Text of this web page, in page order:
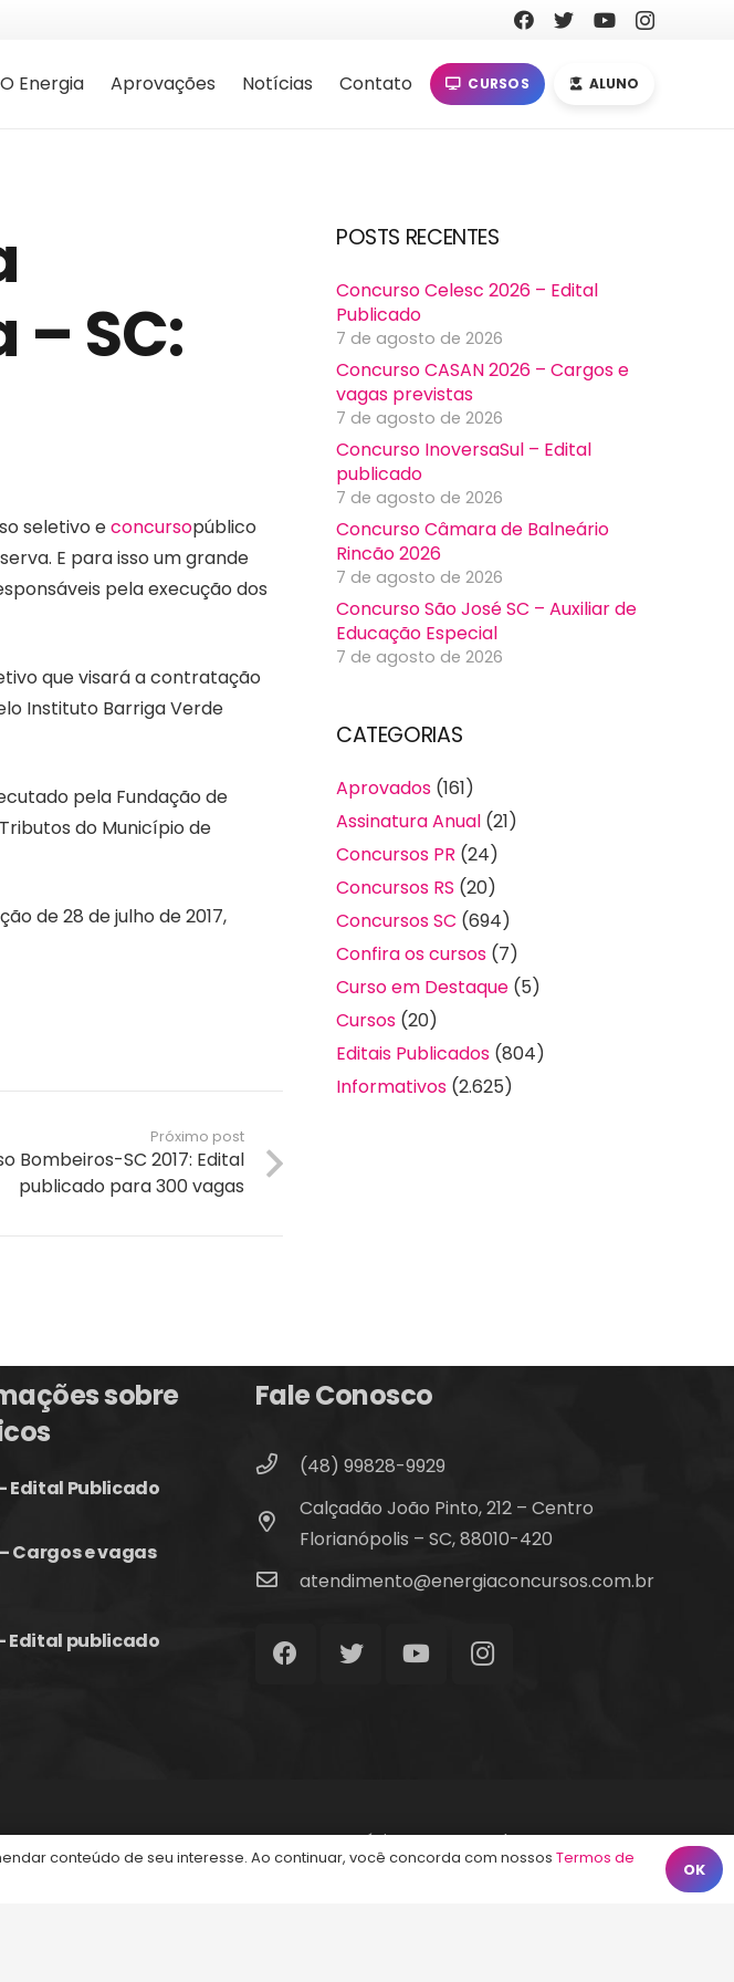
O Energia Aprovações Notícias Contato CURSOS ALUNO
SC:
seletivo econcursopúblico
E para isso um grande
pela execução dos
que visará a contratação
Instituto Barriga Verde
pela Fundação de
do Município de
de 28 de julho de 2017,
Próximo post
Bombeiros-SC 2017: Edital
publicado para 300 vagas
POSTS RECENTES
Concurso Celesc 2026 – Edital
Publicado
7 de agosto de 2026
Concurso CASAN 2026 – Cargos e
vagas previstas
7 de agosto de 2026
Concurso InoversaSul – Edital
publicado
7 de agosto de 2026
Concurso Câmara de Balneário
Rincão 2026
7 de agosto de 2026
Concurso São José SC – Auxiliar de
Educação Especial
7 de agosto de 2026
CATEGORIAS
Aprovados (161)
Assinatura Anual (21)
Concursos PR (24)
Concursos RS (20)
Concursos SC (694)
Confira os cursos (7)
Curso em Destaque (5)
Cursos (20)
Editais Publicados (804)
Informativos (2.625)
sobre
Edital Publicado
Cargos e vagas
Edital publicado
Fale Conosco
(48) 99828-9929
Calçadão João Pinto, 212 – Centro
Florianópolis – SC, 88010-420
atendimento@energiaconcursos.com.br
Início Termos de Uso Contato
conteúdo de seu interesse. Ao continuar, você concorda com nossos Termos de
OK